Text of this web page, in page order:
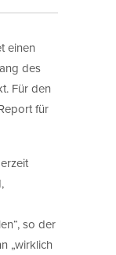
einen
des
Für den
für
so der
„wirklich